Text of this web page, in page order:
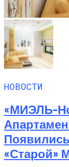
НОВОСТИ
«МИЭЛЬ-
«старой»